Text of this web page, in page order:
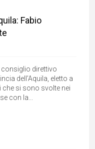
Fabio
direttivo
dell’Aquila, eletto a
si sono svolte nei
con la...